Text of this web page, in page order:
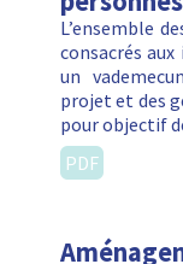
L’ensemble
consacrés
un
projet et des
pour objectif
PDF